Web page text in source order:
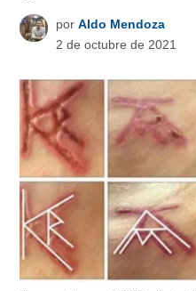
por Aldo Mendoza
2 de octubre de 2021